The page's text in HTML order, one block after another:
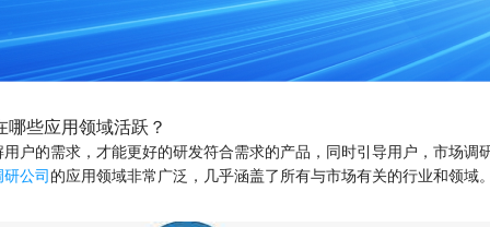
些应用领域活跃？
户的需求，才能更好的研发符合需求的产品，同时引导用户，市场调
公司的应用领域非常广泛，几乎涵盖了所有与市场有关的行业和领域